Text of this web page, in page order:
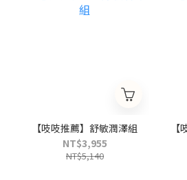
【吱吱推薦】舒敏潤澤組
NT$3,955
NT$5,140